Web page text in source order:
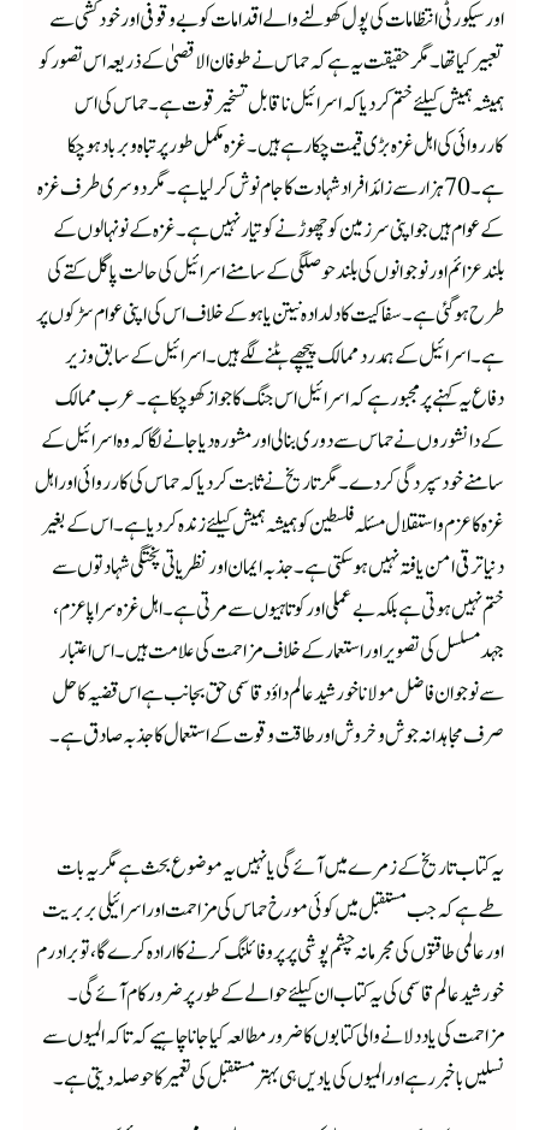
اور سیکورٹی انتظامات کی پول کھولنے والے اقدامات کو بے وقوفی اور خودکشی سے
تعبیر کیا تھا ۔مگر حقیقت یہ ہے کہ حماس نے طوفان الاقصی ٰ کے ذریعہ اس تصور کو
ہمیشہ ہمیش کیلئے ختم کردیاکہ اسرائیل ناقابل تسخیر قوت ہے۔حماس کی اس
کارروائی کی اہل غزہ بڑی قیمت چکارہے ہیں ۔غزہ مکمل طور پر تباہ و برباد ہوچکا
ہے۔70ہزار سے زائد افراد شہادت کا جام نوش کرلیا ہے۔مگر دوسری طرف غزہ
کے عوام ہیں جو اپنی سرزمین کو چھوڑنے کو تیار نہیں ہے۔غزہ کے نونہالوں کے
بلندعزائم اور نوجوانوں کی بلند حوصلگی کے سامنے اسرائیل کی حالت پاگل کتے کی
طرح ہوگئی ہے۔سفاکیت کا دلدادہ نیتن یاہوکے خلاف اس کی اپنی عوام سڑکوں پر
ہے۔اسرائیل کے ہمدرد ممالک پیچھے ہٹنے لگے ہیں ۔اسرائیل کے سابق وزیر
دفاع یہ کہنے پر مجبور ہے کہ اسرائیل اس جنگ کا جواز کھوچکا ہے۔عرب ممالک
کے دانشوروں نے حماس سے دوری بنالی اور مشورہ دیا جانے لگا کہ وہ اسرائیل کے
سامنے خودسپردگی کردے ۔مگر تاریخ نے ثابت کردیا کہ حماس کی کارروائی اور اہل
غزہ کا عزم و استقلال مسئلہ فلسطین کو ہمیشہ ہمیش کیلئے زندہ کردیا ہے۔اس کے بغیر
دنیا ترقی امن یافتہ نہیں ہوسکتی ہے۔جذبہ ایمان اور نظریاتی پختگی شہادتوں سے
ختم نہیں ہوتی ہے بلکہ بے عملی اور کوتاہیوں سے مرتی ہے۔اہل غزہ سراپا عزم،
جہد مسلسل کی تصویر اور استعمار کے خلاف مزاحمت کی علامت ہیں۔اس اعتبار
سے نوجوان فاضل مولانا خورشید عالم داؤد قاسمی حق بجانب ہے اس قضیہ کا حل
صرف مجاہدانہ جوش و خروش اور طاقت و قوت کے استعمال کا جذبہ صادق ہے۔
یہ کتاب تاریخ کے زمرے میں آئے گی یا نہیں یہ موضوع بحث ہے مگر یہ بات
طے ہے کہ جب مستقبل میں کوئی مورخ حماس کی مزاحمت اور اسرائیلی بربریت
اور عالمی طاقتوں کی مجرمانہ چشم پوشی پر پروفائلنگ کرنے کا ارادہ کرے گا، تو برادرم
خورشید عالم قاسمی کی یہ کتاب ان کیلئے حوالے کے طور پر ضرور کام آئے گی۔
مزاحمت کی یاد دلانے والی کتابوں کا ضرور مطالعہ کیا جانا چاہیے کہ تاکہ المیوں سے
نسلیں باخبر رہے اور المیوں کی یادیں ہی بہتر مستقبل کی تعمیر کا حوصلہ دیتی ہے۔